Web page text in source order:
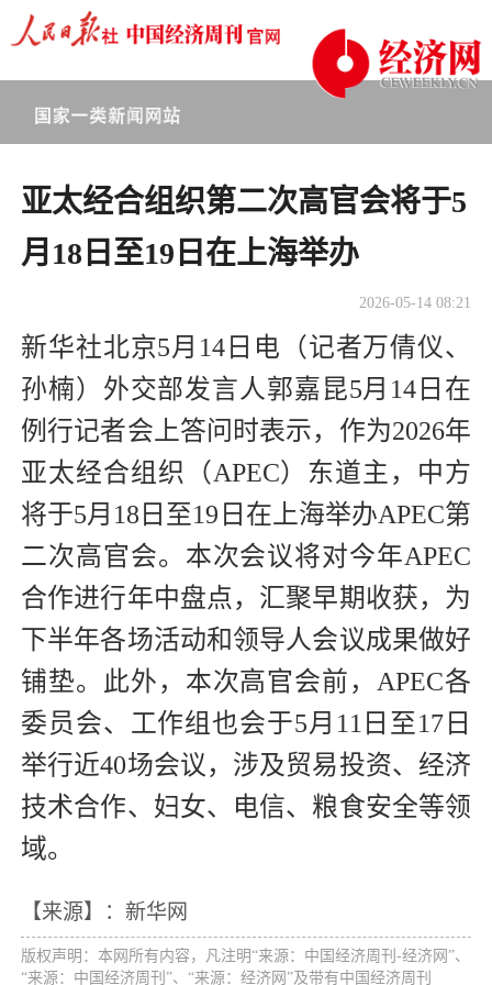
亚太经合组织第二次高官会将于5
月18日至19日在上海举办
2026-05-14 08:21
新华社北京5月14日电（记者万倩仪、
孙楠）外交部发言人郭嘉昆5月14日在
例行记者会上答问时表示，作为2026年
亚太经合组织（APEC）东道主，中方
将于5月18日至19日在上海举办APEC第
二次高官会。本次会议将对今年APEC
合作进行年中盘点，汇聚早期收获，为
下半年各场活动和领导人会议成果做好
铺垫。此外，本次高官会前，APEC各
委员会、工作组也会于5月11日至17日
举行近40场会议，涉及贸易投资、经济
技术合作、妇女、电信、粮食安全等领
域。
【来源】：新华网
版权声明：本网所有内容，凡注明“来源：中国经济周刊-经济网”、
“来源：中国经济周刊”、“来源：经济网”及带有中国经济周刊